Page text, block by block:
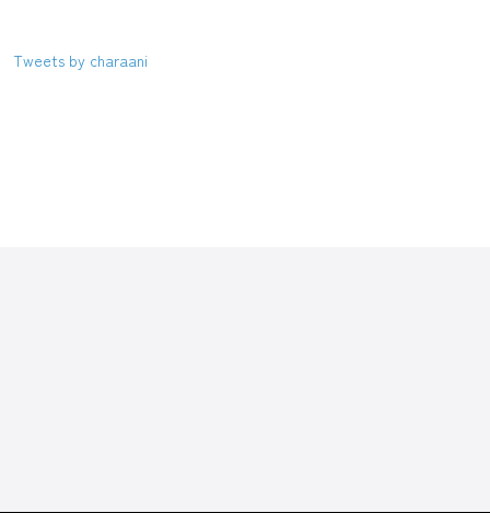
Tweets by charaani